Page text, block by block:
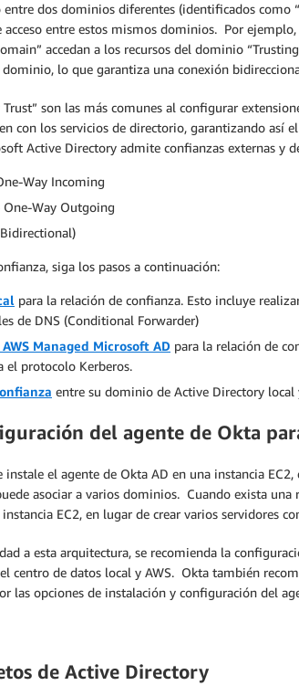
dos dominios diferentes (identificados como
entre estos mismos dominios. Por
accedan a los recursos del dominio
dominio, lo que garantiza una conexión
Trust” son las más comunes al configurar
con los servicios de directorio, garantizando
Active Directory admite confianzas externas y
Way Incoming
Way Outgoing
siga los pasos a continuación:
para la relación de confianza. Esto incluye
de DNS (Conditional Forwarder)
Managed Microsoft AD para la relación de
el protocolo Kerberos.
entre su dominio de Active Directory
del agente de Okta
instale el agente de Okta AD en una instancia
asociar a varios dominios. Cuando exista
EC2, en lugar de crear varios servidores
a esta arquitectura, se recomienda la
centro de datos local y AWS. Okta también
las opciones de instalación y configuración del
de Active Directory